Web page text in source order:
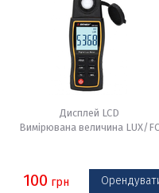
Дисплей LCD
Вимірювана величина LUX/FC
100 грн